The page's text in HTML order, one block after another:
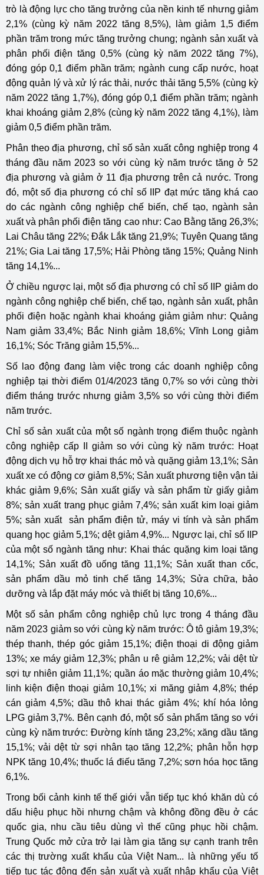
trò là động lực cho tăng trưởng của nền kinh tế nhưng giảm
2,1% (cùng kỳ năm 2022 tăng 8,5%), làm giảm 1,5 điểm
phần trăm trong mức tăng trưởng chung; ngành sản xuất và
phân phối điện tăng 0,5% (cùng kỳ năm 2022 tăng 7%),
đóng góp 0,1 điểm phần trăm; ngành cung cấp nước, hoạt
động quản lý và xử lý rác thải, nước thải tăng 5,5% (cùng kỳ
năm 2022 tăng 1,7%), đóng góp 0,1 điểm phần trăm; ngành
khai khoáng giảm 2,8% (cùng kỳ năm 2022 tăng 4,1%), làm
giảm 0,5 điểm phần trăm.
Phân theo địa phương, chỉ số sản xuất công nghiệp trong 4
tháng đầu năm 2023 so với cùng kỳ năm trước tăng ở 52
địa phương và giảm ở 11 địa phương trên cả nước. Trong
đó, một số địa phương có chỉ số IIP đạt mức tăng khá cao
do các ngành công nghiệp chế biến, chế tạo, ngành sản
xuất và phân phối điện tăng cao như: Cao Bằng tăng 26,3%;
Lai Châu tăng 22%; Đắk Lắk tăng 21,9%; Tuyên Quang tăng
21%; Gia Lai tăng 17,5%; Hải Phòng tăng 15%; Quảng Ninh
tăng 14,1%...
Ở chiều ngược lại, một số địa phương có chỉ số IIP giảm do
ngành công nghiệp chế biến, chế tạo, ngành sản xuất, phân
phối điện hoặc ngành khai khoáng giảm giảm như: Quảng
Nam giảm 33,4%; Bắc Ninh giảm 18,6%; Vĩnh Long giảm
16,1%; Sóc Trăng giảm 15,5%...
Số lao động đang làm việc trong các doanh nghiệp công
nghiệp tại thời điểm 01/4/2023 tăng 0,7% so với cùng thời
điểm tháng trước nhưng giảm 3,5% so với cùng thời điểm
năm trước.
Chỉ số sản xuất của một số ngành trọng điểm thuộc ngành
công nghiệp cấp II giảm so với cùng kỳ năm trước: Hoạt
động dịch vụ hỗ trợ khai thác mỏ và quặng giảm 13,1%; Sản
xuất xe có động cơ giảm 8,5%; Sản xuất phương tiện vận tải
khác giảm 9,6%; Sản xuất giấy và sản phẩm từ giấy giảm
8%; sản xuất trang phục giảm 7,4%; sản xuất kim loại giảm
5%; sản xuất sản phẩm điện tử, máy vi tính và sản phẩm
quang học giảm 5,1%; dệt giảm 4,9%... Ngược lại, chỉ số IIP
của một số ngành tăng như: Khai thác quặng kim loại tăng
14,1%; Sản xuất đồ uống tăng 11,1%; Sản xuất than cốc,
sản phẩm dầu mỏ tinh chế tăng 14,3%; Sửa chữa, bảo
dưỡng và lắp đặt máy móc và thiết bị tăng 10,6%...
Một số sản phẩm công nghiệp chủ lực trong 4 tháng đầu
năm 2023 giảm so với cùng kỳ năm trước: Ô tô giảm 19,3%;
thép thanh, thép góc giảm 15,1%; điện thoại di động giảm
13%; xe máy giảm 12,3%; phân u rê giảm 12,2%; vải dệt từ
sợi tự nhiên giảm 11,1%; quần áo mặc thường giảm 10,4%;
linh kiện điện thoại giảm 10,1%; xi măng giảm 4,8%; thép
cán giảm 4,5%; dầu thô khai thác giảm 4%; khí hóa lỏng
LPG giảm 3,7%. Bên cạnh đó, một số sản phẩm tăng so với
cùng kỳ năm trước: Đường kính tăng 23,2%; xăng dầu tăng
15,1%; vải dệt từ sợi nhân tạo tăng 12,2%; phân hỗn hợp
NPK tăng 10,4%; thuốc lá điếu tăng 7,2%; sơn hóa học tăng
6,1%.
Trong bối cảnh kinh tế thế giới vẫn tiếp tục khó khăn dù có
dấu hiệu phục hồi nhưng chậm và không đồng đều ở các
quốc gia, nhu cầu tiêu dùng vì thế cũng phục hồi chậm.
Trung Quốc mở cửa trở lại làm gia tăng sự cạnh tranh trên
các thị trường xuất khẩu của Việt Nam... là những yếu tố
tiếp tục tác động đến sản xuất và xuất nhập khẩu của Việt